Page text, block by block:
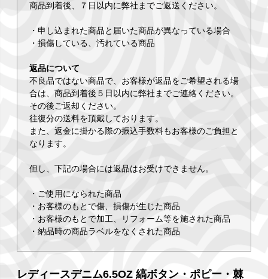
商品到着後、７日以内に弊社までご返送ください。
・申し込まれた商品と届いた商品が異なっている場合
・損傷している、汚れている商品
返品について
不良品ではない商品で、お客様が返品をご希望される場
合は、商品到着後５日以内に弊社までご連絡ください。
その後ご返却ください。
往復分の送料を頂戴しております。
また、返金に掛かる際の振込手数料もお客様のご負担と
なります。
但し、下記の場合には返品はお受けできません。
・ご使用になられた商品
・お客様のもとで傷、損傷が生じた商品
・お客様のもとで加工、リフォーム等を施された商品
・納品時の商品ラベルをなくされた商品
レディースデニム6.5OZ 縞ボタン・ポピー・棘